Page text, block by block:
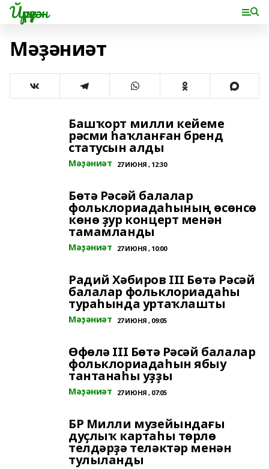
Йүрүҙән
Мәҙәниәт
Башҡорт милли кейеме
рәсми һаҡланған бренд
статусын алды
Мәҙәниәт 27 ИЮНЯ , 12:30
Бөтә Рәсәй балалар
фольклориадаһының өсөнсө
көнө ҙур концерт менән
тамамланды
Мәҙәниәт 27 ИЮНЯ , 10:00
Радий Хәбиров III Бөтә Рәсәй
балалар фольклориадаһы
тураһында уртаҡлашты
Мәҙәниәт 27 ИЮНЯ , 09:05
Өфөлә III Бөтә Рәсәй балалар
фольклориадаһын ябыу
тантанаһы уҙҙы
Мәҙәниәт 27 ИЮНЯ , 07:05
БР Милли музейындағы
дуҫлыҡ картаһы төрлө
телдәрҙә теләктәр менән
тулыланды